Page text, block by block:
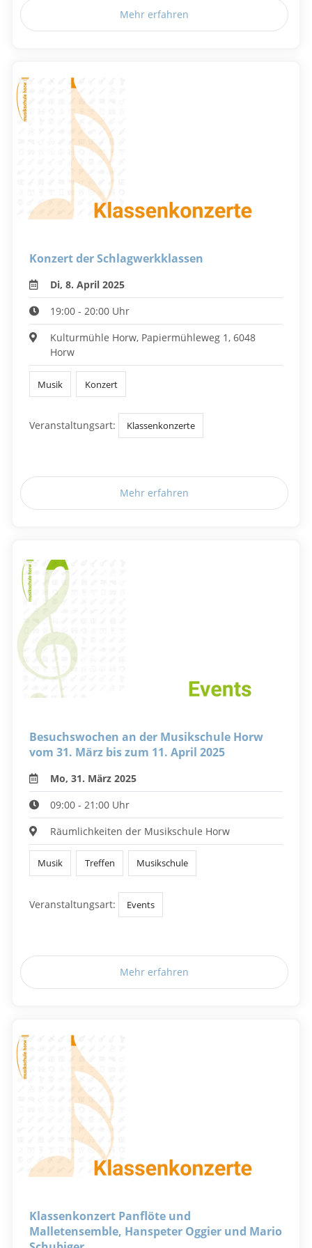
Mehr erfahren
Konzert der Schlagwerkklassen
Di, 8. April 2025
19:00 - 20:00 Uhr
Kulturmühle Horw, Papiermühleweg 1, 6048
Horw
Musik Konzert
Veranstaltungsart: Klassenkonzerte
Mehr erfahren
Besuchswochen an der Musikschule Horw
vom 31. März bis zum 11. April 2025
Mo, 31. März 2025
09:00 - 21:00 Uhr
Räumlichkeiten der Musikschule Horw
Musik Treffen Musikschule
Veranstaltungsart: Events
Mehr erfahren
Klassenkonzert Panflöte und
Malletensemble, Hanspeter Oggier und Mario